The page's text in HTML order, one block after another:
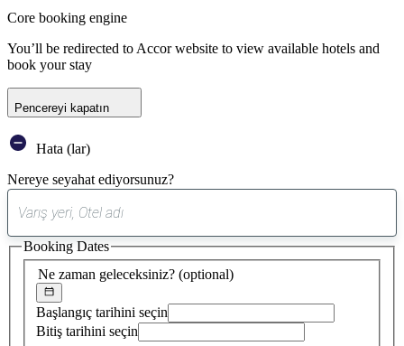
Core booking engine
You’ll be redirected to Accor website to view available hotels and
book your stay
Pencereyi kapatın
Hata (lar)
Nereye seyahat ediyorsunuz?
öneri
bulundu
Ne zaman geleceksiniz? (optional)
Başlangıç tarihini seçin
Bitiş tarihini seçin
Booking Dates